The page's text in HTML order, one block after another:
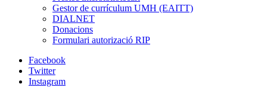
Gestor de currículum UMH (EAITT)
DIALNET
Donacions
Formulari autorizació RIP
Facebook
Twitter
Instagram